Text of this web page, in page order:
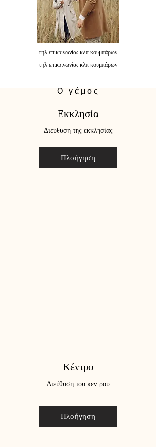
τηλ επικοινωνίας κλπ κουμπάρων
τηλ επικοινωνίας κλπ κουμπάρων
Ο γάμος
Εκκλησία
Διεύθυση της εκκλησίας
Πλοήγηση
Κέντρο
Διεύθυση του κεντρου
Πλοήγηση